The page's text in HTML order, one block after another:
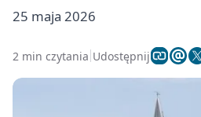
25 maja 2026
2 min czytania Udostępnij